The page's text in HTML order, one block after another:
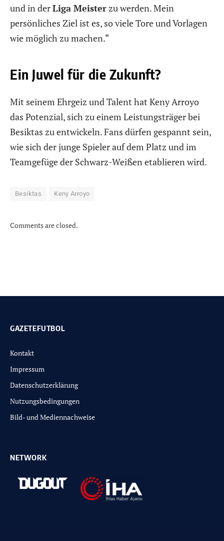
und in derLiga Meisterzu werden. Mein
persönliches Ziel ist es, so viele Tore und Vorlagen
wie möglich zu machen.“
Ein Juwel für die Zukunft?
Mit seinem Ehrgeiz und Talent hat Keny Arroyo
das Potenzial, sich zu einem Leistungsträger bei
Besiktas zu entwickeln. Fans dürfen gespannt sein,
wie sich der junge Spieler auf dem Platz und im
Teamgefüge der Schwarz-Weißen etablieren wird.
Besiktas Keny Arroyo
Comments are closed.
GAZETEFUTBOL
Kontakt
Impressum
Datenschutzerklärung
Nutzungsbedingungen
Bild- und Mediennachweise
NETWORK